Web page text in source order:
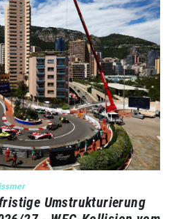
Umstrukturierung